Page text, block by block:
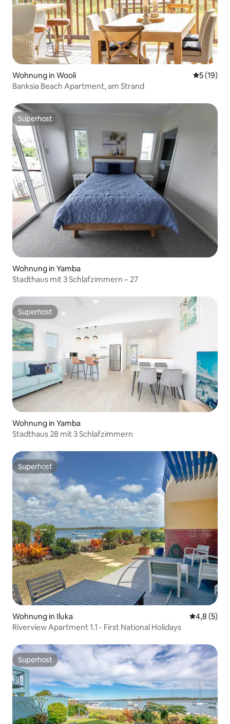
Wohnung in Wooli
5 (19)
Banksia Beach Apartment, am Strand
Superhost
Superhost
Wohnung in Yamba
Stadthaus mit 3 Schlafzimmern – 27
Superhost
Superhost
Wohnung in Yamba
Stadthaus 28 mit 3 Schlafzimmern
Superhost
Superhost
Wohnung in Iluka
4,8 (5)
Riverview Apartment 1.1 - First National Holidays
Superhost
Superhost